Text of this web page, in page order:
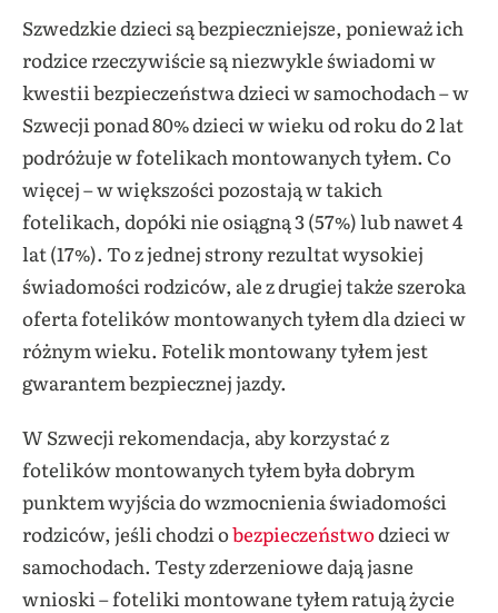
Szwedzkie dzieci są bezpieczniejsze, ponieważ ich
rodzice rzeczywiście są niezwykle świadomi w
kwestii bezpieczeństwa dzieci w samochodach – w
Szwecji ponad 80% dzieci w wieku od roku do 2 lat
podróżuje w fotelikach montowanych tyłem. Co
więcej – w większości pozostają w takich
fotelikach, dopóki nie osiągną 3 (57%) lub nawet 4
lat (17%). To z jednej strony rezultat wysokiej
świadomości rodziców, ale z drugiej także szeroka
oferta fotelików montowanych tyłem dla dzieci w
różnym wieku. Fotelik montowany tyłem jest
gwarantem bezpiecznej jazdy.
W Szwecji rekomendacja, aby korzystać z
fotelików montowanych tyłem była dobrym
punktem wyjścia do wzmocnienia świadomości
rodziców, jeśli chodzi obezpieczeństwodzieci w
samochodach. Testy zderzeniowe dają jasne
wnioski – foteliki montowane tyłem ratują życie